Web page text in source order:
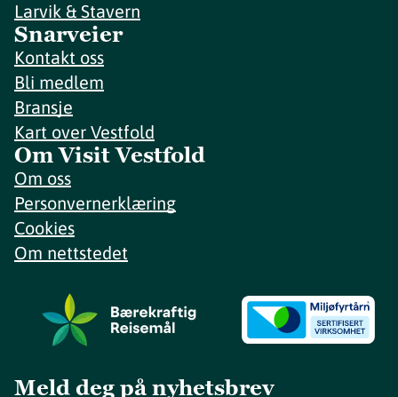
Larvik & Stavern
Snarveier
Kontakt oss
Bli medlem
Bransje
Kart over Vestfold
Om Visit Vestfold
Om oss
Personvernerklæring
Cookies
Om nettstedet
Meld deg på nyhetsbrev